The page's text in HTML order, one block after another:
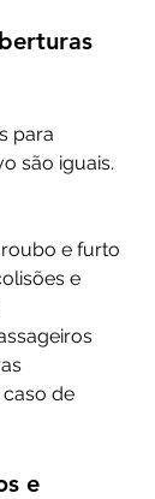
para
são iguais.
e furto
e
de
e